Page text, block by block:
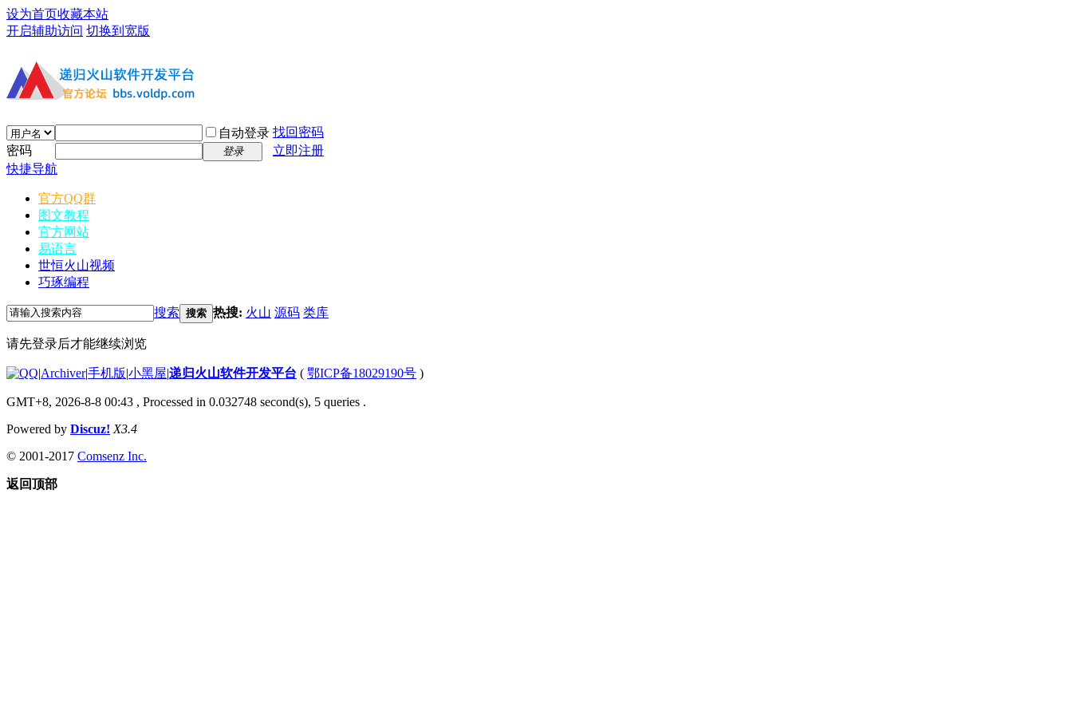
设为首页收藏本站
开启辅助访问 切换到宽版
自动登录 找回密码
密码
登录
立即注册
快捷导航
官方QQ群
图文教程
官方网站
易语言
世恒火山视频
巧琢编程
搜索 搜索 热搜: 火山 源码 类库
请先登录后才能继续浏览
|Archiver|手机版|小黑屋|递归火山软件开发平台 ( 鄂ICP备18029190号 )
GMT+8, 2026-8-8 00:43 , Processed in 0.032748 second(s), 5 queries .
Powered by Discuz! X3.4
© 2001-2017 Comsenz Inc.
返回顶部